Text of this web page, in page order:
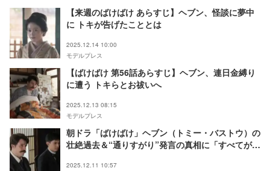
【来週のばけばけ あらすじ】ヘブン、怪談に夢中
に トキが告げたこととは
2025.12.14 10:00
モデルプレス
【ばけばけ 第56話あらすじ】ヘブン、連日金縛り
に遭う トキらとお祓いへ
2025.12.13 08:15
モデルプレス
朝ドラ「ばけばけ」ヘブン（トミー・バストウ）の
壮絶過去＆“通りすがり”発言の真相に「すべてが繋
2025.12.11 10:57